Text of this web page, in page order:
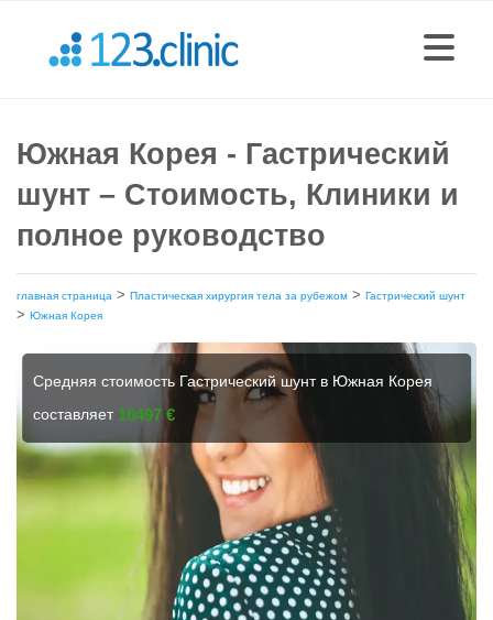
Южная Корея - Гастрический
шунт – Стоимость, Клиники и
полное руководство
главная страница > Пластическая хирургия тела за рубежом > Гастрический шунт
> Южная Корея
Средняя стоимость Гастрический шунт в Южная Корея
составляет 16497 €